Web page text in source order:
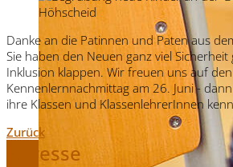
Danke an die Patinnen und Paten aus
Sie haben den Neuen ganz viel
Inklusion klappen. Wir freuen uns auf den
Kennenlernnachmittag am 26. Juni -
ihre Klassen und KlassenlehrerInnen
Zurück
Adresse